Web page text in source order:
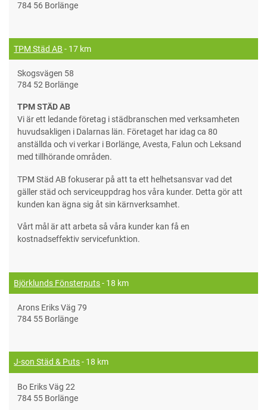
784 56 Borlänge
TPM Städ AB - 17 km
Skogsvägen 58
784 52 Borlänge
TPM STÄD AB
Vi är ett ledande företag i städbranschen med verksamheten
huvudsakligen i Dalarnas län. Företaget har idag ca 80
anställda och vi verkar i Borlänge, Avesta, Falun och Leksand
med tillhörande områden.
TPM Städ AB fokuserar på att ta ett helhetsansvar vad det
gäller städ och serviceuppdrag hos våra kunder. Detta gör att
kunden kan ägna sig åt sin kärnverksamhet.
Vårt mål är att arbeta så våra kunder kan få en
kostnadseffektiv servicefunktion.
Björklunds Fönsterputs- 18 km
Arons Eriks Väg 79
784 55 Borlänge
J-son Städ & Puts- 18 km
Bo Eriks Väg 22
784 55 Borlänge